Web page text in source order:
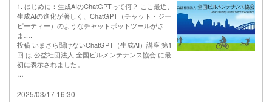
1. はじめに：生成AIのChatGPTって何？ ここ最近、
生成AIの進化が著しく、ChatGPT（チャット・ジー
ピーティー）のようなチャットボットツールがさ
ま….
投稿 いまさら聞けないChatGPT（生成AI）講座 第1
回 は 公益社団法人 全国ビルメンテナンス協会 に最
初に表示されました。
2025/03/17 16:30